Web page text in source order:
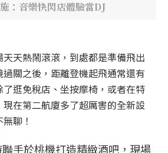
：音樂快閃店體驗當DJ
天熱鬧滾滾，到處都是準備飛出
關之後，距離登機起飛通常還有
逛免稅店、坐按摩椅，或者在特
在第二航廈多了超厲害的全新設
聊！